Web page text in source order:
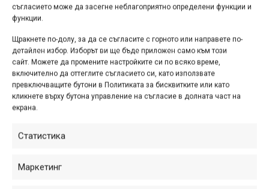
съгласието може да засегне неблагоприятно определени функции и
функции.
Щракнете по-долу, за да се съгласите с горното или направете по-
детайлен избор. Изборът ви ще бъде приложен само към този
сайт. Можете да промените настройките си по всяко време,
включително да оттеглите съгласието си, като използвате
превключващите бутони в Политиката за бисквитките или като
кликнете върху бутона управление на съгласие в долната част на
екрана.
Статистика
Маркетинг
монтаж, която също се купува отделно. С нея обаче
нещата биха зависели много от дизайна/конструкцията
на каската.